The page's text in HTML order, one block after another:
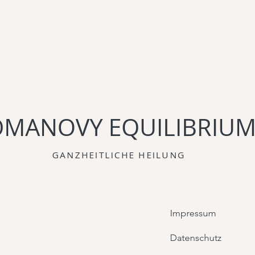
EQUILIBRIUM
GANZHEITLICHE HEILUNG
Impressum
Datenschutz